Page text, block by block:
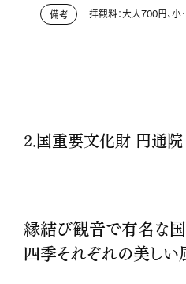
備考 拝観料：大人700円、小
2.国重要文化財 円通院
縁結び観音で有名な
四季それぞれの美しい